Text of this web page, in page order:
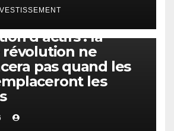
d’actifs : la
ne
pas quand les
les